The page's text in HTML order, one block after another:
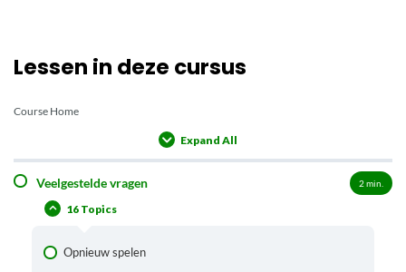
Lessen in deze cursus
Course Home
Expand All
Veelgestelde vragen 2 min.
16 Topics
Opnieuw spelen